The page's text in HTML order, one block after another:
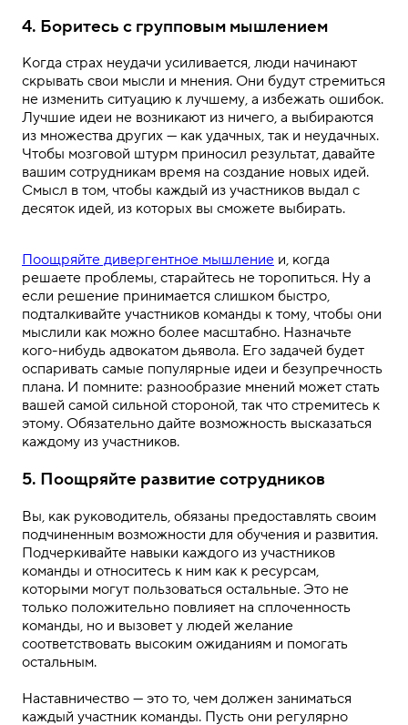
4. Боритесь с групповым мышлением
Когда страх неудачи усиливается, люди начинают
скрывать свои мысли и мнения. Они будут стремиться
не изменить ситуацию к лучшему, а избежать ошибок.
Лучшие идеи не возникают из ничего, а выбираются
из множества других — как удачных, так и неудачных.
Чтобы мозговой штурм приносил результат, давайте
вашим сотрудникам время на создание новых идей.
Смысл в том, чтобы каждый из участников выдал с
десяток идей, из которых вы сможете выбирать.
Поощряйте дивергентное мышление и, когда
решаете проблемы, старайтесь не торопиться. Ну а
если решение принимается слишком быстро,
подталкивайте участников команды к тому, чтобы они
мыслили как можно более масштабно. Назначьте
кого-нибудь адвокатом дьявола. Его задачей будет
оспаривать самые популярные идеи и безупречность
плана. И помните: разнообразие мнений может стать
вашей самой сильной стороной, так что стремитесь к
этому. Обязательно дайте возможность высказаться
каждому из участников.
5. Поощряйте развитие сотрудников
Вы, как руководитель, обязаны предоставлять своим
подчиненным возможности для обучения и развития.
Подчеркивайте навыки каждого из участников
команды и относитесь к ним как к ресурсам,
которыми могут пользоваться остальные. Это не
только положительно повлияет на сплоченность
команды, но и вызовет у людей желание
соответствовать высоким ожиданиям и помогать
остальным.
Наставничество — это то, чем должен заниматься
каждый участник команды. Пусть они регулярно